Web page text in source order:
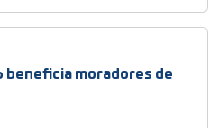
beneficia moradores de